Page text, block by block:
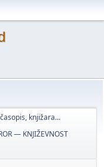
knjižara...
— KNJIŽEVNOST